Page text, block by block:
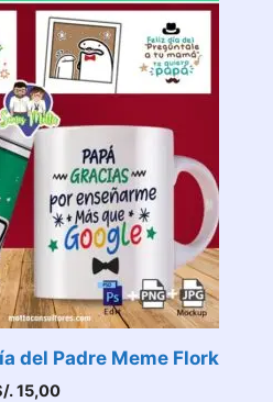
del Padre Meme Flork
.15,00